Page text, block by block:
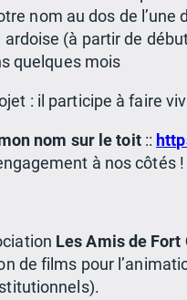
nom au dos de l’une
(à partir de
quelques mois
: il participe à faire
nom sur le toit::
à nos côtés !
Les Amis de Fort
de films pour